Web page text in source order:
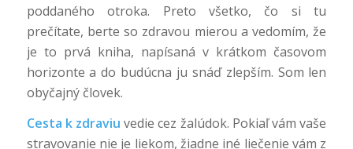
poddaného otroka. Preto všetko, čo si tu
prečítate, berte so zdravou mierou a vedomím, že
je to prvá kniha, napísaná v krátkom časovom
horizonte a do budúcna ju snáď zlepším. Som len
obyčajný človek.
Cesta k zdraviu vedie cez žalúdok. Pokiaľ vám vaše
stravovanie nie je liekom, žiadne iné liečenie vám z